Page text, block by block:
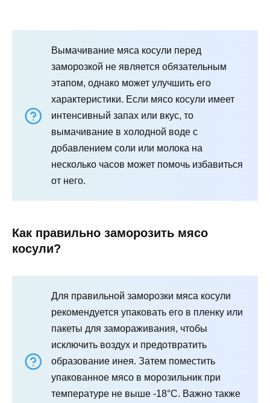
Вымачивание мяса косули перед
заморозкой не является обязательным
этапом, однако может улучшить его
характеристики. Если мясо косули имеет
интенсивный запах или вкус, то
вымачивание в холодной воде с
добавлением соли или молока на
несколько часов может помочь избавиться
от него.
Как правильно заморозить мясо
косули?
Для правильной заморозки мяса косули
рекомендуется упаковать его в пленку или
пакеты для замораживания, чтобы
исключить воздух и предотвратить
образование инея. Затем поместить
упакованное мясо в морозильник при
температуре не выше -18°C. Важно также